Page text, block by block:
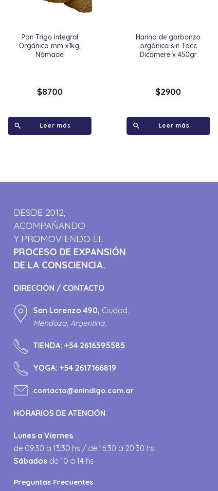
Pan Trigo Integral
Orgánico mm x1kg.
Nómade
$8700
Leer más
Harina de garbanzo
orgánica sin Tacc
Dicomere x 450gr
$2900
Leer más
DESDE 2012,
ACOMPAÑANDO
Y PROMOVIENDO EL
PROCESO DE EXPANSIÓN
DE LA CONSCIENCIA.
DIRECCIÓN / CONTACTO
San Lorenzo 490, Ciudad.
Mendoza, Argentina.
TIENDA:+54 2616595585
YOGA:+54 2617166819
contacto@enindigo.com.ar
HORARIOS DE ATENCIÓN
Lunes a Viernes
de 09:30 a 13:30 hs / de 16:30 a 20:30 hs
Sábados de 10 a 14 hs
Preguntas Frecuentes